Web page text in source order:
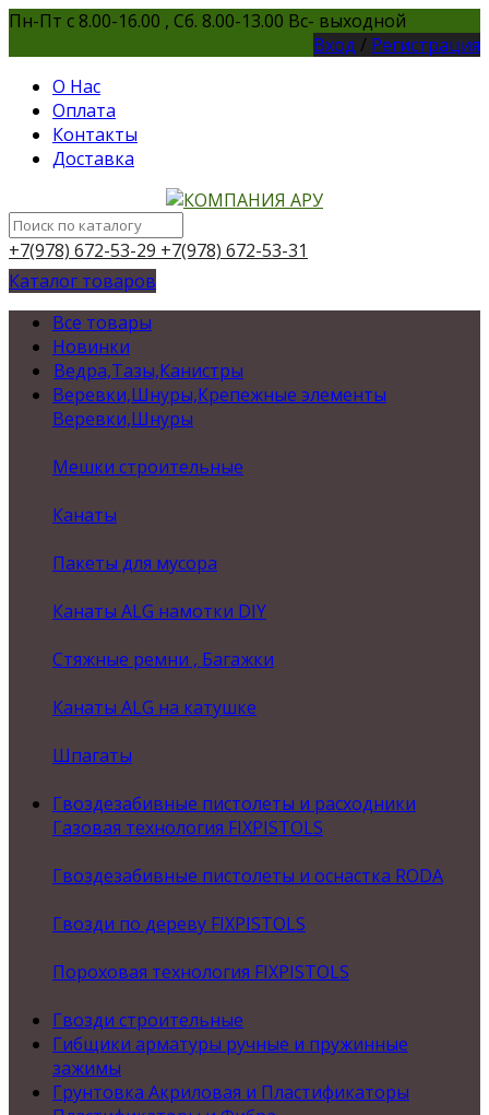
Пн-Пт с 8.00-16.00 , Сб. 8.00-13.00 Вс- выходной
Вход / Регистрация
О Нас
Оплата
Контакты
Доставка
+7(978) 672-53-29 +7(978) 672-53-31
Каталог товаров
Все товары
Новинки
Ведра,Тазы,Канистры
Веревки,Шнуры,Крепежные элементы
Веревки,Шнуры
Мешки строительные
Канаты
Пакеты для мусора
Канаты ALG намотки DIY
Стяжные ремни , Багажки
Канаты ALG на катушке
Шпагаты
Гвоздезабивные пистолеты и расходники
Газовая технология FIXPISTOLS
Гвоздезабивные пистолеты и оснастка RODA
Гвозди по дереву FIXPISTOLS
Пороховая технология FIXPISTOLS
Гвозди строительные
Гибщики арматуры ручные и пружинные
зажимы
Грунтовка Акриловая и Пластификаторы